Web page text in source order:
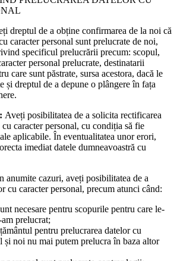
dreptul de a obține confirmarea de la noi că
caracter personal sunt prelucrate de noi,
specificul prelucrării precum: scopul,
personal prelucrate, destinatarii
care sunt păstrate, sursa acestora, dacă le
și dreptul de a depune o plângere în fața
Aveți posibilitatea de a solicita rectificarea
caracter personal, cu condiția să fie
aplicabile. În eventualitatea unor erori,
imediat datele dumneavoastră cu
anumite cazuri, aveți posibilitatea de a
cu caracter personal, precum atunci când:
necesare pentru scopurile pentru care le-
prelucrat;
pentru prelucrarea datelor cu
și noi nu mai putem prelucra în baza altor